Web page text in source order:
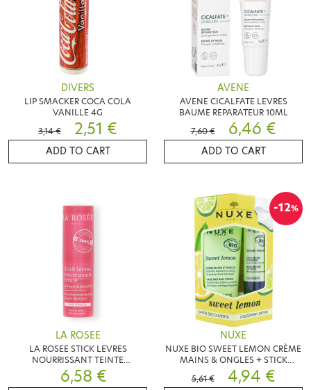
DIVERS
LIP SMACKER COCA COLA
VANILLE 4G
3,14 €
2,51 €
ADD TO CART
AVENE
AVENE CICALFATE LEVRES
BAUME REPARATEUR 10ML
7,60 €
6,46 €
ADD TO CART
LA ROSEE
LA ROSEE STICK LEVRES
NOURRISSANT TEINTE
FRAMBOIRE 4.5G
6,58 €
-12%
NUXE
NUXE BIO SWEET LEMON CRÈME
MAINS & ONGLES + STICK
LÈVRES
5,61 € 4,94 €